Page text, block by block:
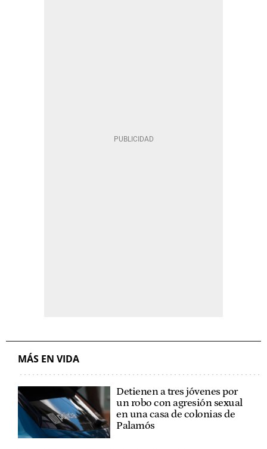
MÁS EN VIDA
Detienen a tres jóvenes por
un robo con agresión sexual
en una casa de colonias de
Palamós